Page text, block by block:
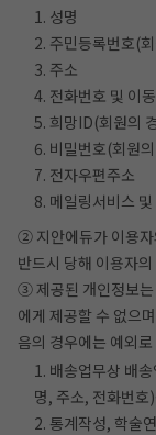
1. 성명
2. 주민등록번호(
3. 주소
4. 전화번호 및 이
5. 희망ID(회원의
6. 비밀번호(회원
7. 전자우편주소
8. 메일링서비스
② 지안에듀가 이용자
반드시 당해 이용자
③ 제공된 개인정보는
에게 제공할 수 없으
음의 경우에는 예외로
1. 배송업무상 배
명, 주소, 전화번호
2. 통계작성, 학술